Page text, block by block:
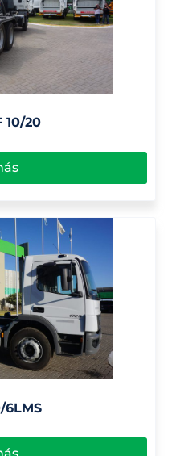
10/20
6LMS